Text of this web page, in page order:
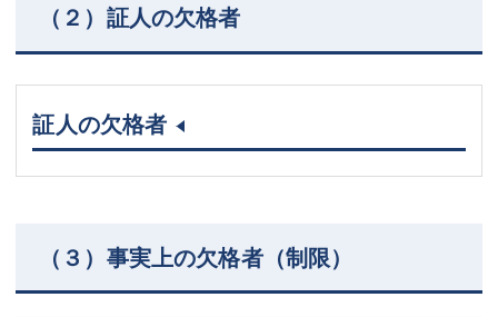
（２）証人の欠格者
証人の欠格者
（３）事実上の欠格者（制限）